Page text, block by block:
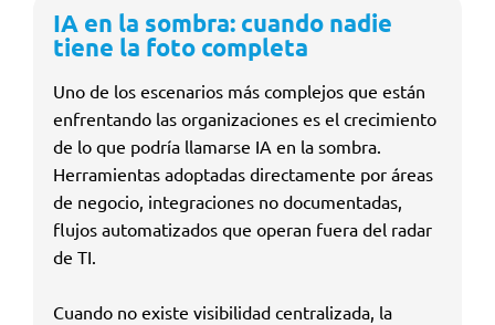
IA en la sombra: cuando nadie
tiene la foto completa
Uno de los escenarios más complejos que están
enfrentando las organizaciones es el crecimiento
de lo que podría llamarse IA en la sombra.
Herramientas adoptadas directamente por áreas
de negocio, integraciones no documentadas,
flujos automatizados que operan fuera del radar
de TI.
Cuando no existe visibilidad centralizada, la